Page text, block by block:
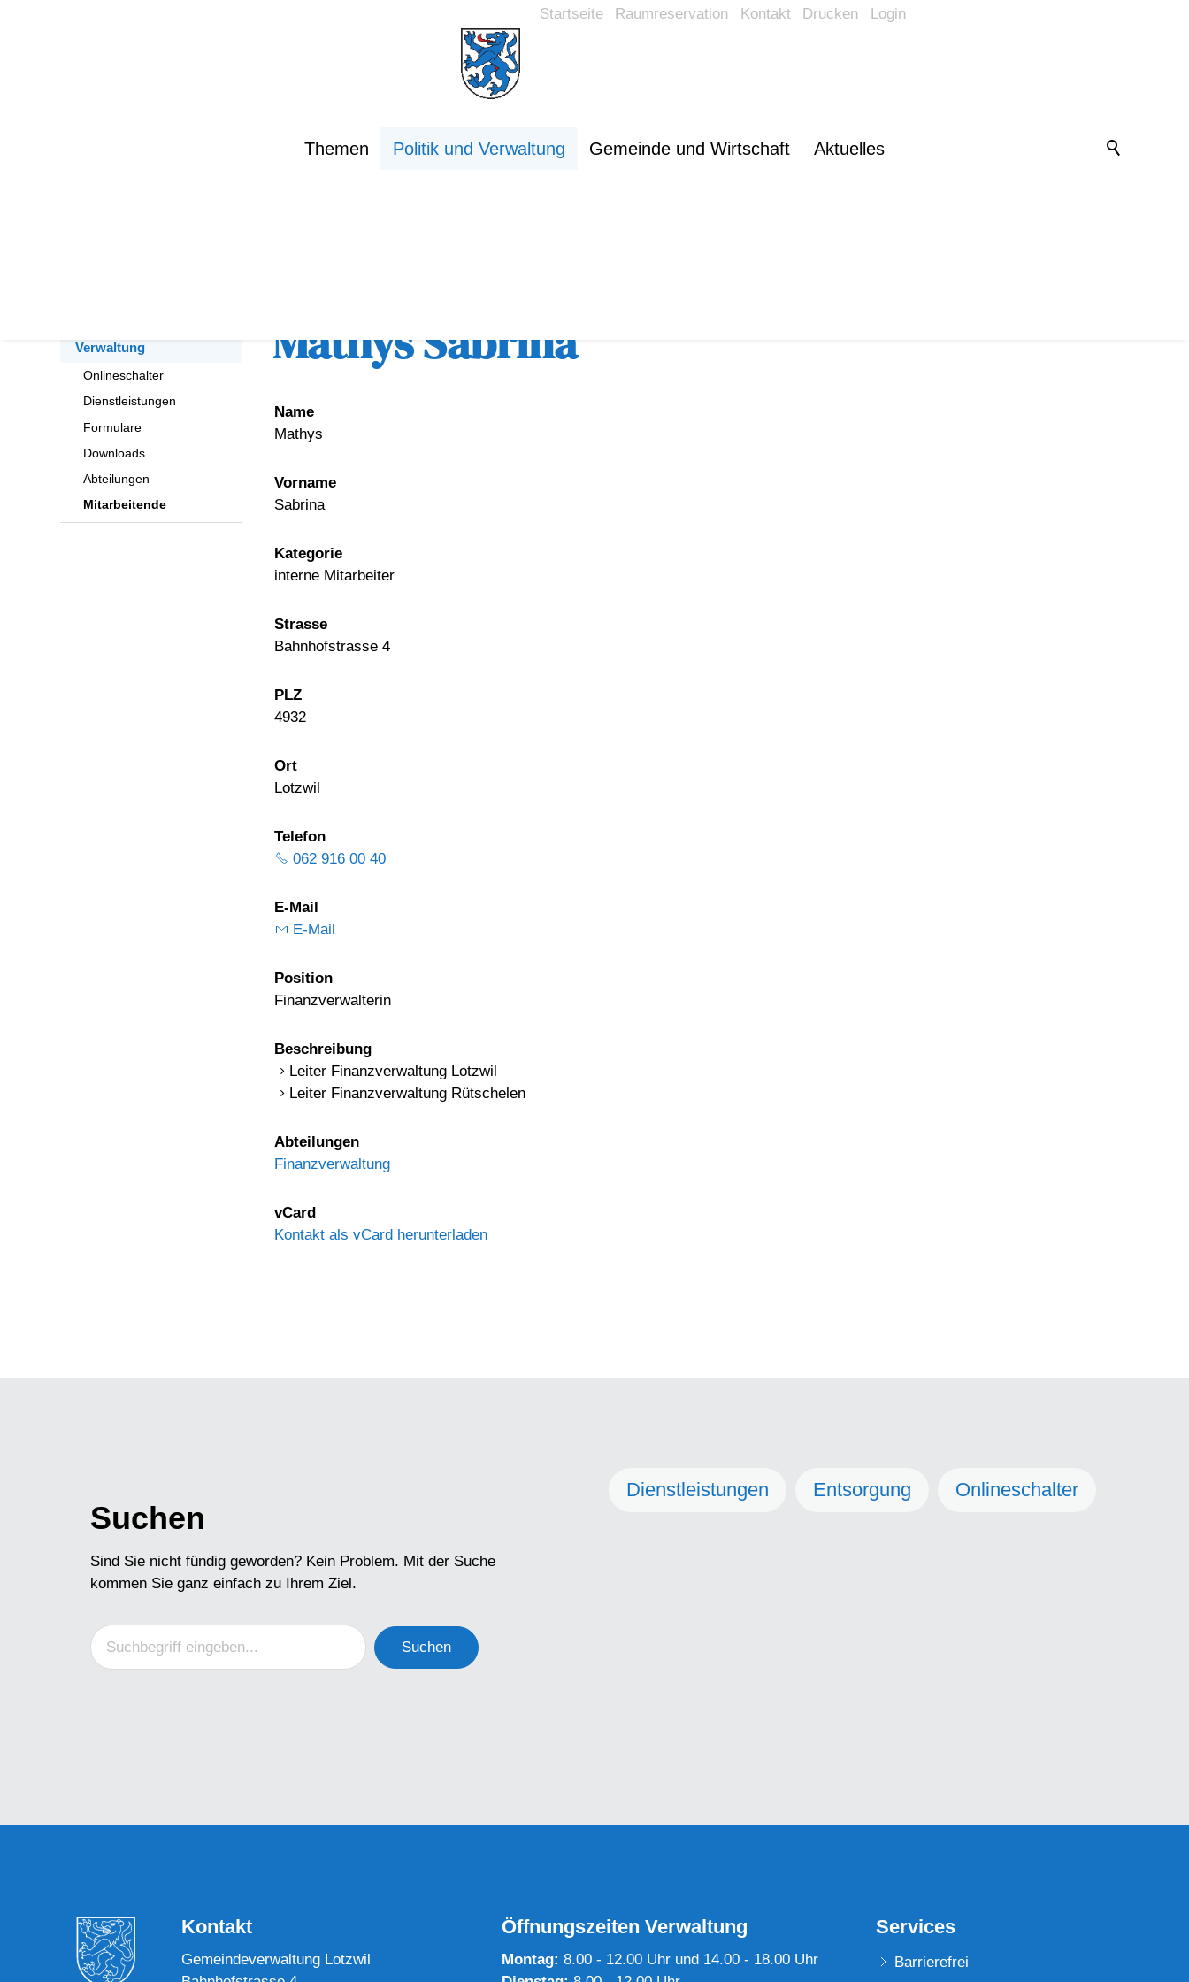
Startseite Raumreservation Kontakt Drucken Login
Themen Politik und Verwaltung Gemeinde und Wirtschaft Aktuelles
Verwaltung
Onlineschalter
Dienstleistungen
Formulare
Downloads
Abteilungen
Mitarbeitende
Mathys Sabrina
Name
Mathys
Vorname
Sabrina
Kategorie
interne Mitarbeiter
Strasse
Bahnhofstrasse 4
PLZ
4932
Ort
Lotzwil
Telefon
062 916 00 40
E-Mail
E-Mail
Position
Finanzverwalterin
Beschreibung
Leiter Finanzverwaltung Lotzwil
Leiter Finanzverwaltung Rütschelen
Abteilungen
Finanzverwaltung
vCard
Kontakt als vCard herunterladen
Suchen
Sind Sie nicht fündig geworden? Kein Problem. Mit der Suche
kommen Sie ganz einfach zu Ihrem Ziel.
Suchen
Dienstleistungen Entsorgung Onlineschalter
Kontakt
Gemeindeverwaltung Lotzwil
Öffnungszeiten Verwaltung
Montag:8.00 - 12.00 Uhr und 14.00 - 18.00 Uhr
Services
Barrierefrei